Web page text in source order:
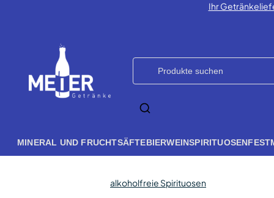
Ihr
MINERAL UND FRUCHTSÄFTEBIERWEINSPIRITUOSEN
alkoholfreie Spirituosen